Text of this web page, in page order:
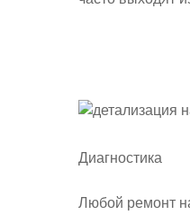
Диагностика
Любой ремонт